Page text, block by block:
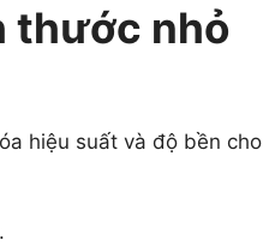
thước nhỏ
hiệu suất và độ bền cho